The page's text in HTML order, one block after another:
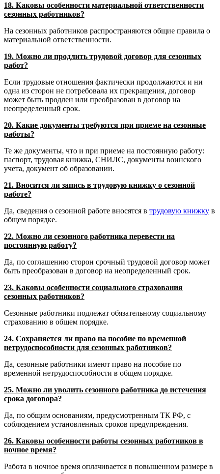
18. Каковы особенности материальной ответственности
сезонных работников?
На сезонных работников распространяются общие правила о
материальной ответственности.
19. Можно ли продлить трудовой договор для сезонных
работ?
Если трудовые отношения фактически продолжаются и ни
одна из сторон не потребовала их прекращения, договор
может быть продлен или преобразован в договор на
неопределенный срок.
20. Какие документы требуются при приеме на сезонные
работы?
Те же документы, что и при приеме на постоянную работу:
паспорт, трудовая книжка, СНИЛС, документы воинского
учета, документ об образовании.
21. Вносится ли запись в трудовую книжку о сезонной
работе?
Да, сведения о сезонной работе вносятся в трудовую книжку в
общем порядке.
22. Можно ли сезонного работника перевести на
постоянную работу?
Да, по соглашению сторон срочный трудовой договор может
быть преобразован в договор на неопределенный срок.
23. Каковы особенности социального страхования
сезонных работников?
Сезонные работники подлежат обязательному социальному
страхованию в общем порядке.
24. Сохраняется ли право на пособие по временной
нетрудоспособности для сезонных работников?
Да, сезонные работники имеют право на пособие по
временной нетрудоспособности в общем порядке.
25. Можно ли уволить сезонного работника до истечения
срока договора?
Да, по общим основаниям, предусмотренным ТК РФ, с
соблюдением установленных сроков предупреждения.
26. Каковы особенности работы сезонных работников в
ночное время?
Работа в ночное время оплачивается в повышенном размере в